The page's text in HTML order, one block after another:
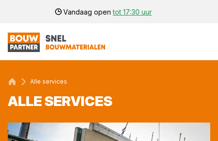
Vandaag opentot 17:30 uur
Alle services
ALLE SER­VI­CES